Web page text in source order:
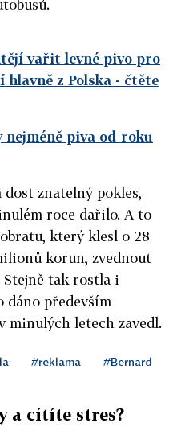
vařit levné pivo pro
hlavně z Polska - čtěte
piva od roku
znatelný pokles,
roce dařilo. A to
který klesl o 28
korun, zvednout
tak rostla i
dáno především
minulých letech zavedl.
#reklama #Bernard
a cítíte stres?